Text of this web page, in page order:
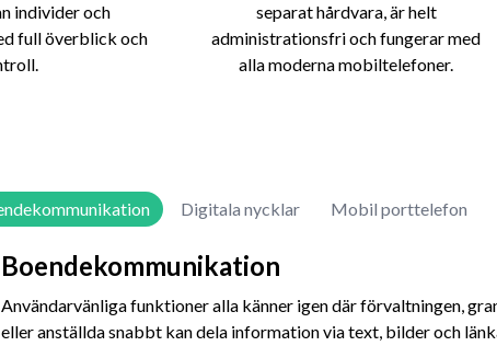
individer och
full överblick och
separat hårdvara, är helt
administrationsfri och fungerar med
alla moderna mobiltelefoner.
Digitala nycklar Mobil porttelefon
Boendekommunikation
Användarvänliga funktioner alla känner igen där förvaltningen,
eller anställda snabbt kan dela information via text, bilder och